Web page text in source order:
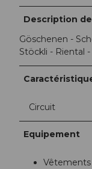
Description
Göschenen -
Stöckli - Riental
Circuit
Equipement